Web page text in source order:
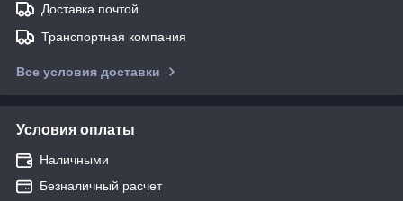
Доставка почтой
Транспортная компания
Все условия доставки
Условия оплаты
Наличными
Безналичный расчет